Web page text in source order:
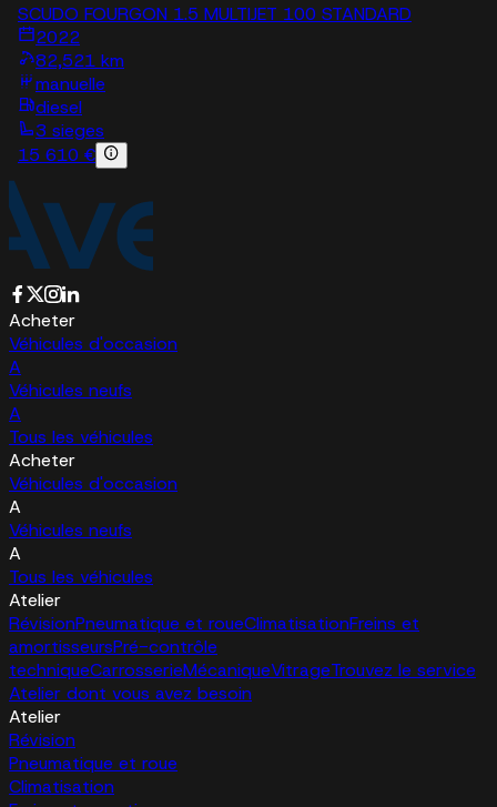
SCUDO FOURGON 1.5 MULTIJET 100 STANDARD
2022
82,521 km
manuelle
diesel
3 sieges
15 610 €
Acheter
Véhicules d'occasion
A
Véhicules neufs
A
Tous les véhicules
Acheter
Véhicules d'occasion
A
Véhicules neufs
A
Tous les véhicules
Atelier
RévisionPneumatique et roueClimatisationFreins et
amortisseursPré-contrôle
techniqueCarrosserieMécaniqueVitrageTrouvez le service
Atelier dont vous avez besoin
Atelier
Révision
Pneumatique et roue
Climatisation